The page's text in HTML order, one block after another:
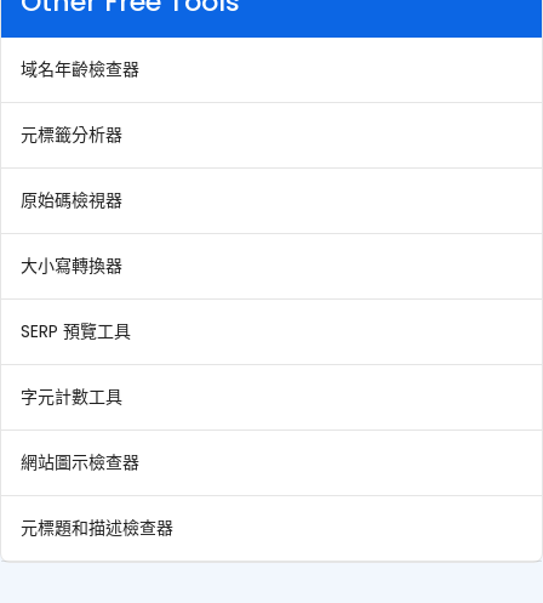
域名年齡檢查器
元標籤分析器
原始碼檢視器
大小寫轉換器
SERP 預覽工具
字元計數工具
網站圖示檢查器
元標題和描述檢查器